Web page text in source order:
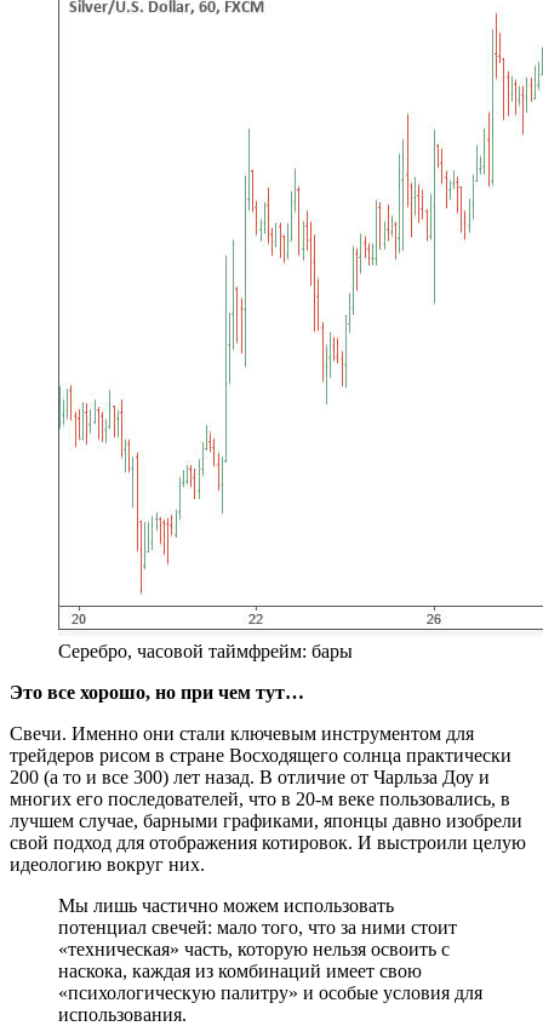
Серебро, часовой таймфрейм: бары
Это все хорошо, но при чем тут…
Свечи. Именно они стали ключевым инструментом для
трейдеров рисом в стране Восходящего солнца практически
200 (а то и все 300) лет назад. В отличие от Чарльза Доу и
многих его последователей, что в 20-м веке пользовались, в
лучшем случае, барными графиками, японцы давно изобрели
свой подход для отображения котировок. И выстроили целую
идеологию вокруг них.
Мы лишь частично можем использовать
потенциал свечей: мало того, что за ними стоит
«техническая» часть, которую нельзя освоить с
наскока, каждая из комбинаций имеет свою
«психологическую палитру» и особые условия для
использования.